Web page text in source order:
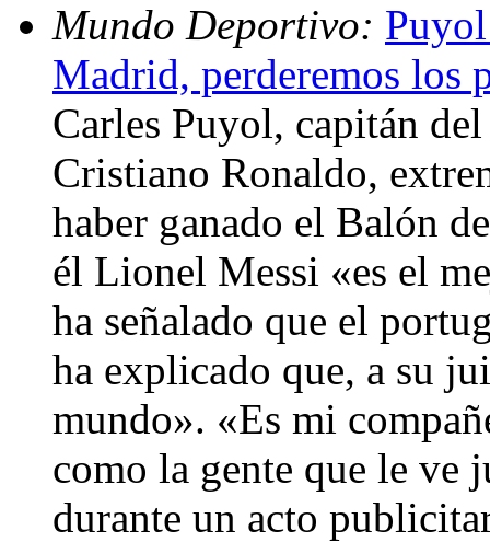
Mundo Deportivo:
Madrid, perderemos los
Carles Puyol, capitán
Cristiano Ronaldo,
haber ganado el Balón
él Lionel Messi «es el
ha señalado que el
ha explicado que, a su
mundo». «Es mi
como la gente que le ve
durante un acto